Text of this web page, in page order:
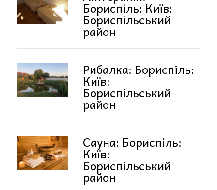
Бориспіль: Київ:
Бориспільський
район
Рибалка: Бориспіль:
Київ:
Бориспільський
район
Сауна: Бориспіль:
Київ:
Бориспільський
район